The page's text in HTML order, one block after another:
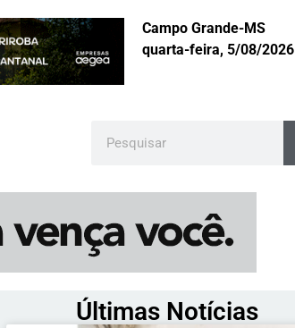
Campo Grande-MS
quarta-feira, 5/08/2026
Últimas Notícias